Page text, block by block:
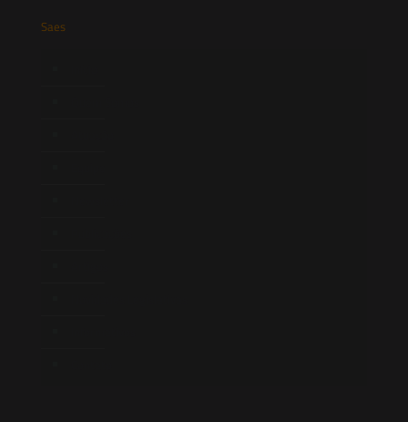
Saes